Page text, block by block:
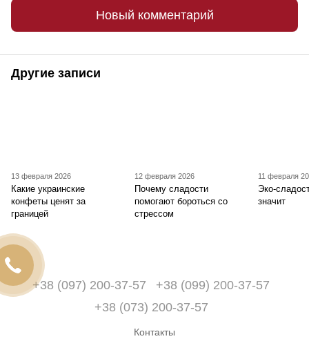
Новый комментарий
Другие записи
13 февраля 2026
Какие украинские
конфеты ценят за
границей
12 февраля 2026
Почему сладости
помогают бороться со
стрессом
11 февраля
Эко-
значит
+38 (097) 200-37-57
+38 (099) 200-37-57
+38 (073) 200-37-57
Контакты